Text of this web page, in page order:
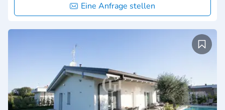
Eine Anfrage stellen